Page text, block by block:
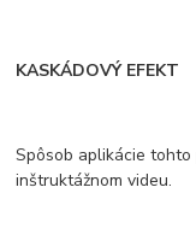
KASKÁDOVÝ EFEKT
Spôsob aplikácie
inštruktážnom videu.